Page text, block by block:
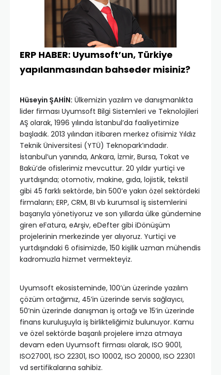
ERP HABER: Uyumsoft’un, Türkiye
yapılanmasından bahseder misiniz?
Hüseyin ŞAHİN: Ülkemizin yazılım ve danışmanlıkta
lider firması Uyumsoft Bilgi Sistemleri ve Teknolojileri
AŞ olarak, 1996 yılında İstanbul’da faaliyetimize
başladık. 2013 yılından itibaren merkez ofisimiz Yıldız
Teknik Üniversitesi (YTÜ) Teknopark’ındadır.
İstanbul’un yanında, Ankara, İzmir, Bursa, Tokat ve
Bakü’de ofislerimiz mevcuttur. 20 yıldır yurtiçi ve
yurtdışında; otomotiv, makine, gıda, lojistik, tekstil
gibi 45 farklı sektörde, bin 500’e yakın özel sektördeki
firmaların; ERP, CRM, BI vb kurumsal iş sistemlerini
başarıyla yönetiyoruz ve son yıllarda ülke gündemine
giren eFatura, eArşiv, eDefter gibi iDönüşüm
projelerinin merkezinde yer alıyoruz. Yurtiçi ve
yurtdışındaki 6 ofisimizde, 150 kişilik uzman mühendis
kadromuzla hizmet vermekteyiz.
Uyumsoft ekosisteminde, 100’ün üzerinde yazılım
çözüm ortağımız, 45’in üzerinde servis sağlayıcı,
50’nin üzerinde danışman iş ortağı ve 15’in üzerinde
finans kuruluşuyla iş birlikteliğimiz bulunuyor. Kamu
ve özel sektörde başarılı projelere imza atmaya
devam eden Uyumsoft firması olarak, ISO 9001,
ISO27001, ISO 22301, ISO 10002, ISO 20000, ISO 22301
vd sertifikalarına sahibiz.